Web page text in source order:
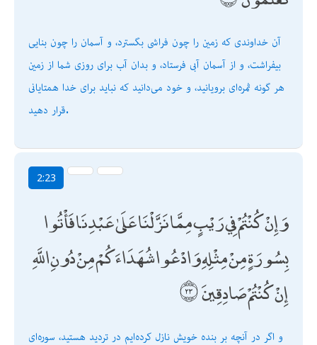
آن خداوندى كه زمين را چون فراشى بگسترد، و آسمان را چون بنايى
بيفراشت، و از آسمان آبى فرستاد، و بدان آب براى روزى شما از زمين
هر گونه ثمره‌اى برويانيد، و خود مى‌دانيد كه نبايد براى خدا همتايانى
قرار دهيد.
2:23
وَإِنْ كُنْتُمْ فِي رَيْبٍ مِمَّا نَزَّلْنَا عَلَىٰ عَبْدِنَا فَأْتُوا
بِسُورَةٍ مِنْ مِثْلِهِ وَادْعُوا شُهَدَاءَكُمْ مِنْ دُونِ اللَّهِ
إِنْ كُنْتُمْ صَادِقِينَ
و اگر در آنچه بر بنده خويش نازل كرده‌ايم در ترديد هستيد، سوره‌اى